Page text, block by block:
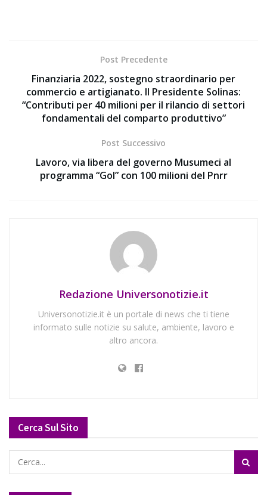
Post Precedente
Finanziaria 2022, sostegno straordinario per
commercio e artigianato. Il Presidente Solinas:
“Contributi per 40 milioni per il rilancio di settori
fondamentali del comparto produttivo”
Post Successivo
Lavoro, via libera del governo Musumeci al
programma “Gol” con 100 milioni del Pnrr
Redazione Universonotizie.it
Universonotizie.it è un portale di news che ti tiene
informato sulle notizie su salute, ambiente, lavoro e
altro ancora.
Cerca Sul Sito